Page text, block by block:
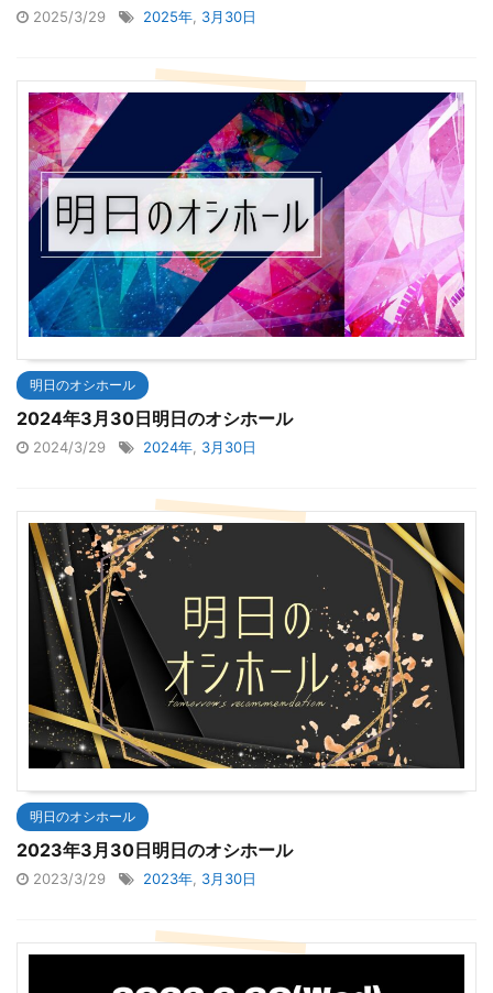
2025/3/29 2025年 3月30日
明日のオシホール
2024年3月30日明日のオシホール
2024/3/29 2024年, 3月30日
明日のオシホール
2023年3月30日明日のオシホール
2023/3/29 2023年 3月30日